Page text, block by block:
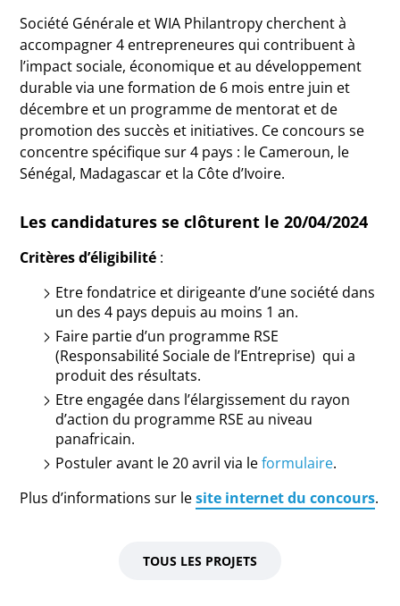
Société Générale et WIA Philantropy cherchent à
accompagner 4 entrepreneures qui contribuent à
l’impact sociale, économique et au développement
durable via une formation de 6 mois entre juin et
décembre et un programme de mentorat et de
promotion des succès et initiatives. Ce concours se
concentre spécifique sur 4 pays : le Cameroun, le
Sénégal, Madagascar et la Côte d’Ivoire.
Les candidatures se clôturent le 20/04/2024
Critères d’éligibilité :
Etre fondatrice et dirigeante d’une société dans
un des 4 pays depuis au moins 1 an.
Faire partie d’un programme RSE
(Responsabilité Sociale de l’Entreprise) qui a
produit des résultats.
Etre engagée dans l’élargissement du rayon
d’action du programme RSE au niveau
panafricain.
Postuler avant le 20 avril via leformulaire.
Plus d’informations sur lesite internet du concours.
TOUS LES PROJETS